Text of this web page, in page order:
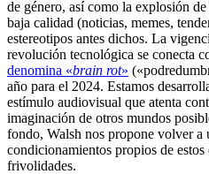
de género, así como la explosión
baja calidad (noticias, memes,
estereotipos antes dichos. La
revolución tecnológica se conecta
denomina «brain rot» («
año para el 2024. Estamos
estímulo audiovisual que atenta
imaginación de otros mundos
fondo, Walsh nos propone volver a
condicionamientos propios de
frivolidades.